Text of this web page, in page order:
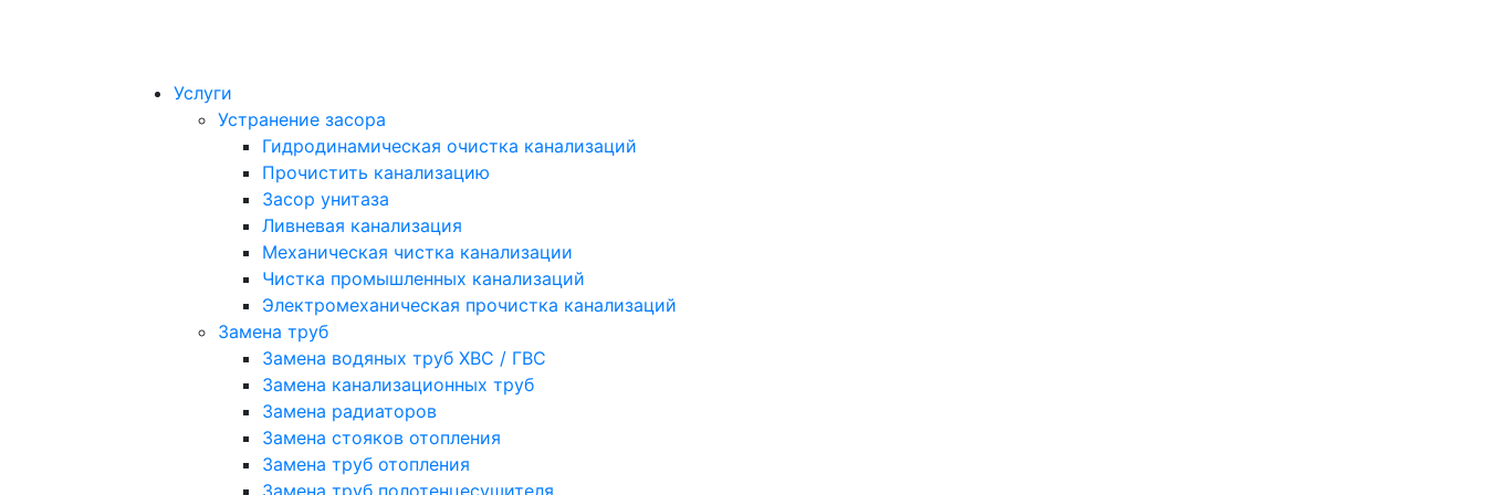
Услуги
Устранение засора
Гидродинамическая очистка канализаций
Прочистить канализацию
Засор унитаза
Ливневая канализация
Механическая чистка канализации
Чистка промышленных канализаций
Электромеханическая прочистка канализаций
Замена труб
Замена водяных труб ХВС / ГВС
Замена канализационных труб
Замена радиаторов
Замена стояков отопления
Замена труб отопления
Замена труб полотенцесушителя